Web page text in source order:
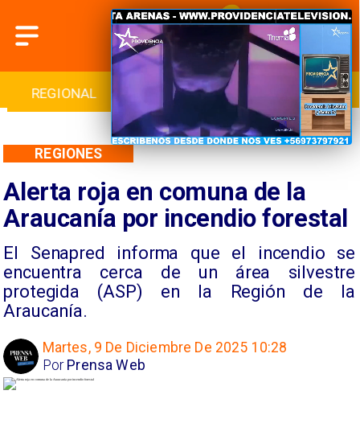
INTERNACIONAL DEPORTES CULTURA
Alerta roja en comuna de la
Araucanía por incendio forestal
El Senapred informa que el incendio se
encuentra cerca de un área silvestre
protegida (ASP) en la Región de la
Araucanía.
REGIONES
Martes, 9 De Diciembre De 2025 10:28
Prensa Web
Por